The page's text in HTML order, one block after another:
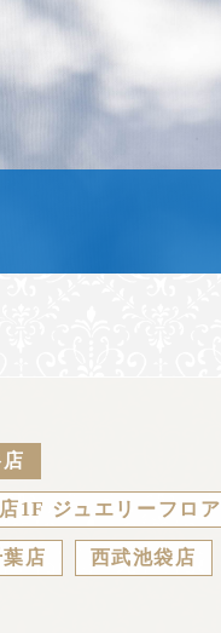
1F ジュエリーフロア
店 西武池袋店